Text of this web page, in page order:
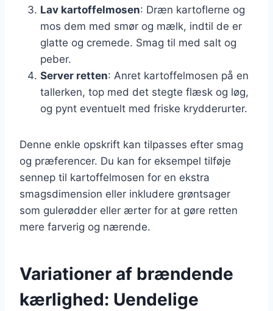
Lav kartoffelmosen: Dræn kartoflerne og
mos dem med smør og mælk, indtil de er
glatte og cremede. Smag til med salt og
peber.
Server retten: Anret kartoffelmosen på en
tallerken, top med det stegte flæsk og løg,
og pynt eventuelt med friske krydderurter.
Denne enkle opskrift kan tilpasses efter smag
og præferencer. Du kan for eksempel tilføje
sennep til kartoffelmosen for en ekstra
smagsdimension eller inkludere grøntsager
som gulerødder eller ærter for at gøre retten
mere farverig og nærende.
Variationer af brændende
kærlighed: Uendelige